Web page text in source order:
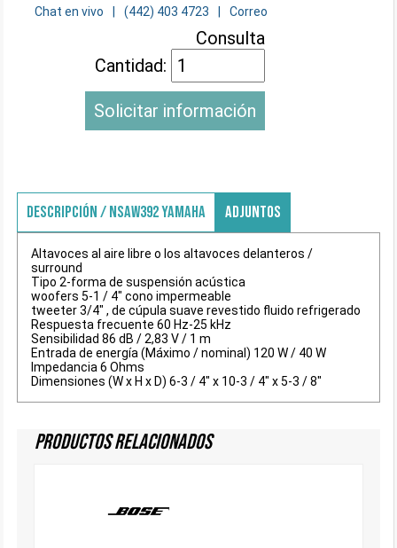
Chat en vivo (442) 403 4723 Correo
Consulta
Cantidad:
Solicitar información
DESCRIPCIÓN / NSAW392 YAMAHA ADJUNTOS
Altavoces al aire libre o los altavoces delanteros /
surround
Tipo 2-forma de suspensión acústica
woofers 5-1 / 4" cono impermeable
tweeter 3/4" , de cúpula suave revestido fluido refrigerado
Respuesta frecuente 60 Hz-25 kHz
Sensibilidad 86 dB / 2,83 V / 1 m
Entrada de energía (Máximo / nominal) 120 W / 40 W
Impedancia 6 Ohms
Dimensiones (W x H x D) 6-3 / 4" x 10-3 / 4" x 5-3 / 8"
Productos Relacionados